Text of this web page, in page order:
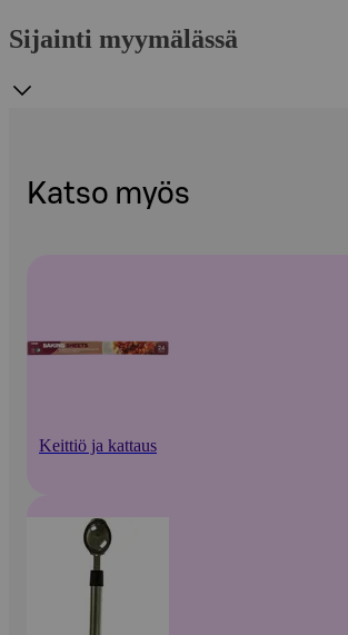
Sijainti myymälässä
Katso myös
Keittiö ja kattaus